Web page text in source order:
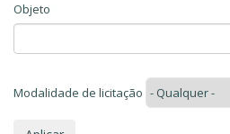
Objeto
Modalidade de licitação